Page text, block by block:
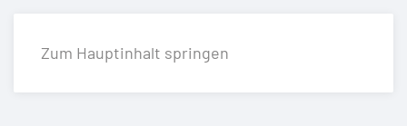
Zum Hauptinhalt springen